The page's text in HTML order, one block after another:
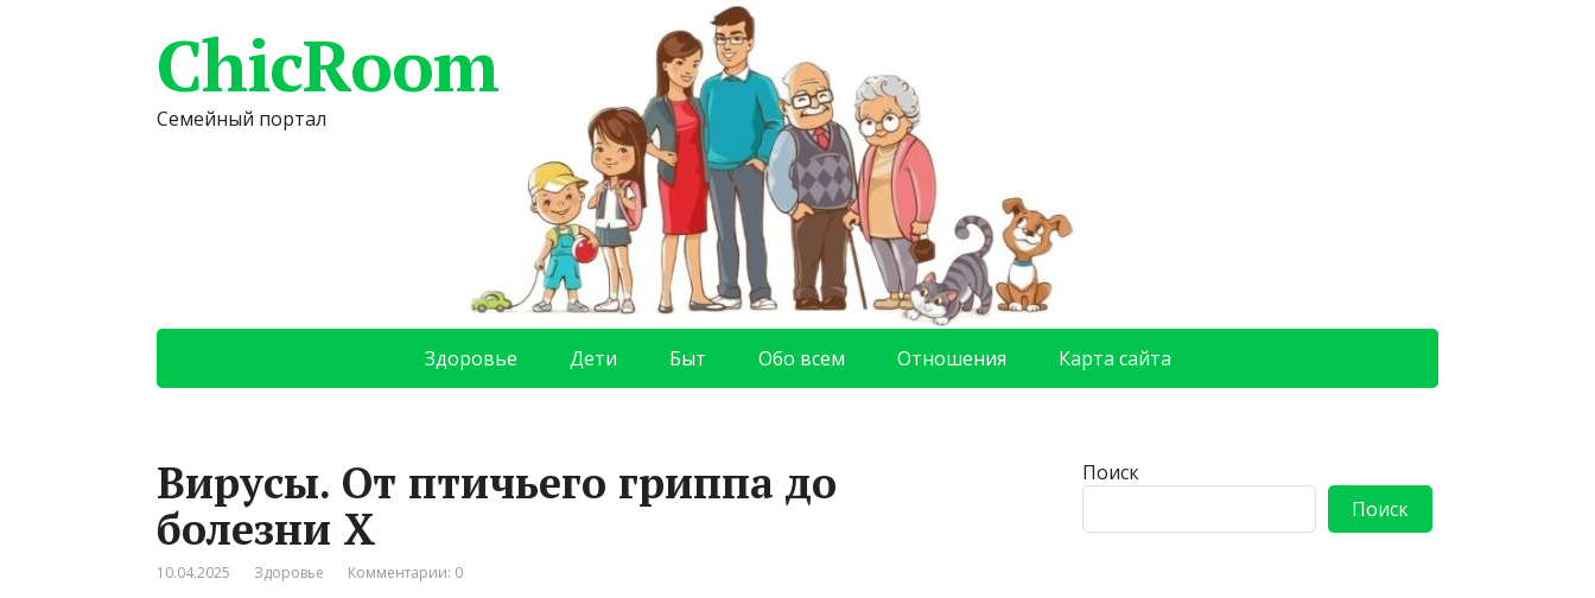
ChicRoom
Семейный портал
Здоровье Дети Быт Обо всем Отношения Карта сайта
Вирусы. От птичьего гриппа до
болезни Х
10.04.2025 Здоровье Комментарии: 0
Поиск
Поиск